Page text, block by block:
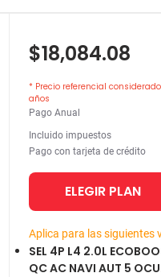
$18,084.08
* Precio referencial
años
Pago Anual
Incluido impuestos
Pago con tarjeta de crédito
ELEGIR PLAN
Aplica para las siguientes
SEL 4P L4 2.0L
QC AC NAVI AUT 5